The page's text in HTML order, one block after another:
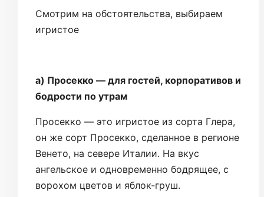
Смотрим на обстоятельства, выбираем
игристое
а) Просекко — для гостей, корпоративов и
бодрости по утрам
Просекко — это игристое из сорта Глера,
он же сорт Просекко, сделанное в регионе
Венето, на севере Италии. На вкус
ангельское и одновременно бодрящее, с
ворохом цветов и яблок-груш.